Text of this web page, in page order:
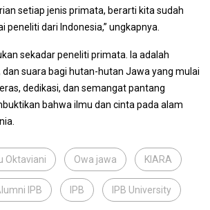
setiap jenis primata, berarti kita sudah
peneliti dari Indonesia,” ungkapnya.
sekadar peneliti primata. Ia adalah
dan suara bagi hutan-hutan Jawa yang mulai
dedikasi, dan semangat pantang
bahwa ilmu dan cinta pada alam
Oktaviani Owa jawa KIARA
IPB IPB IPB University